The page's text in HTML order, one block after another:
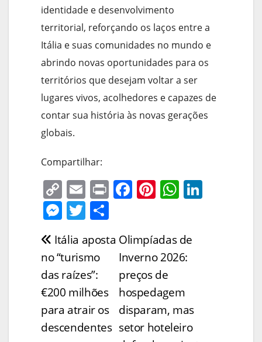
identidade e desenvolvimento
territorial, reforçando os laços entre a
Itália e suas comunidades no mundo e
abrindo novas oportunidades para os
territórios que desejam voltar a ser
lugares vivos, acolhedores e capazes de
contar sua história às novas gerações
globais.
Compartilhar:
C
o
p
y
Li
n
k
E
m
ai
l
Pr F
e
b
o
o
k
Pi
e
st
W
s
A
p
M
e
ss
e
n
g
er
T
itt
er
ar
Navegação
de
Post
Olimpíadas de
Inverno 2026:
preços de
hospedagem
disparam, mas
setor hoteleiro
Itália aposta
no “turismo
das raízes”:
€200 milhões
para atrair os
descendentes